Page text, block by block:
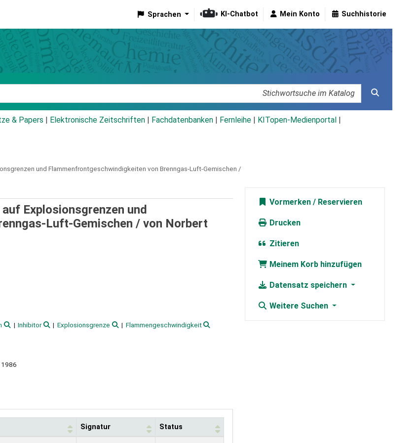
Sprachen KI-Chatbot Mein Konto Suchhistorie
& Papers Elektronische Zeitschriften Fachdatenbanken Fernleihe KITopen-Medienportal
und Flammenfrontgeschwindigkeiten von Brenngas-Luft-Gemischen /
Explosionsgrenzen und
Luft-Gemischen / von Norbert
Inhibitor Explosionsgrenze
Flammengeschwindigkeit
1986
Signatur Status
Vormerken
Drucken
Zitieren
Meinem Korb hinzufügen
Datensatz speichern
Weitere Suchen